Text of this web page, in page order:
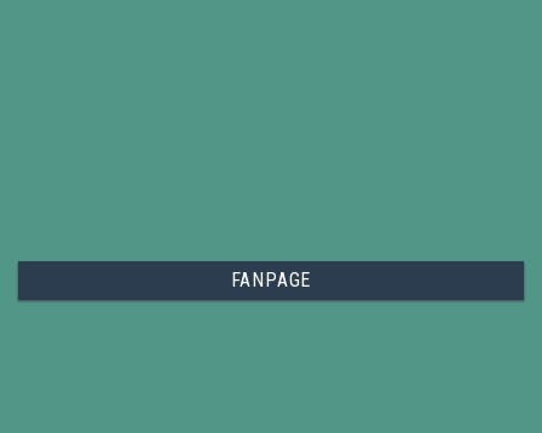
FANPAGE